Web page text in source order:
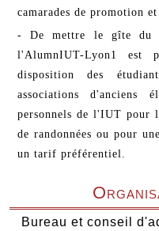
Bureau et conseil
camarades de promotion
- De mettre le gîte du
l'AlumnIUT-Lyon1 est
disposition des
associations d'anciens
personnels de l'IUT pour
de randonnées ou pour
un tarif préférentiel.